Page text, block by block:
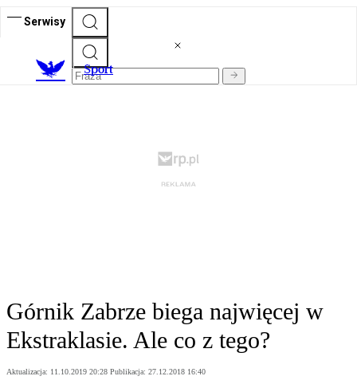
Serwisy
Sport
Górnik Zabrze biega najwięcej w
Ekstraklasie. Ale co z tego?
Aktualizacja: 11.10.2019 20:28 Publikacja: 27.12.2018 16:40